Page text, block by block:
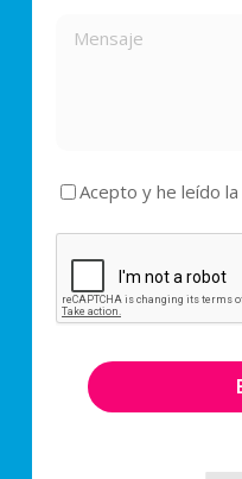
Acepto y he leído la